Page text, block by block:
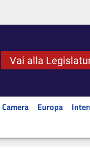
Vai alla
Europa